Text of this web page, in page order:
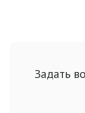
Задать